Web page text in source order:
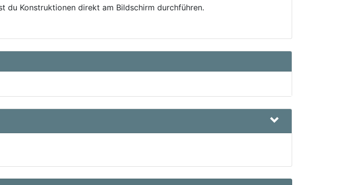
du Konstruktionen direkt am Bildschirm durchführen.